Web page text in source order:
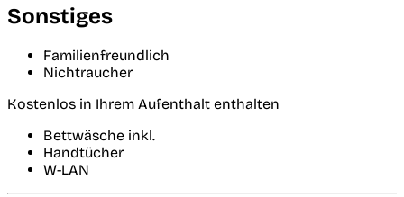
Sonstiges
Familienfreundlich
Nichtraucher
Kostenlos in Ihrem Aufenthalt enthalten
Bettwäsche inkl.
Handtücher
W-LAN